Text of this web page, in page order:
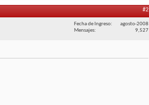
#2
Fecha de Ingreso
agosto-2008
Mensajes
9,527